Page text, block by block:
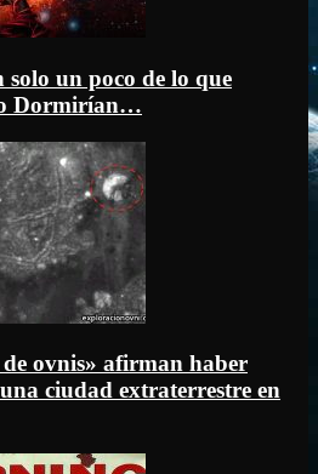
solo un poco de lo que
Dormirían…
de ovnis» afirman haber
ciudad extraterrestre en